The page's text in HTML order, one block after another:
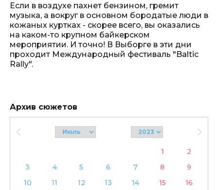
Если в воздухе пахнет бензином, гремит
музыка, а вокруг в основном бородатые люди в
кожаных куртках - скорее всего, вы оказались
на каком-то крупном байкерском
мероприятии. И точно! В Выборге в эти дни
проходит Международный фестиваль "Baltic
Rally".
Архив сюжетов
1
2
3
4 5 6 7 8
9
10
11 12 13 14 15 16